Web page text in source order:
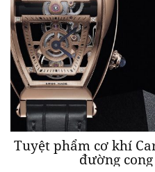
Tuyệt phẩm cơ khí
đường